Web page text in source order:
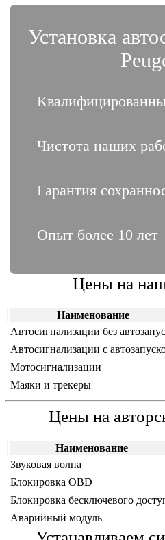
Установка
Чистота наших
Гарантия
Опыт более 10 лет
Цены на
Наименование
Автосигнализации без
Автосигнализации c
Мотосигнализации
Маяки и трекеры
Цены на
Наименование
Звуковая волна
Блокировка OBD
Блокировка бесключевого
Аварийный модуль